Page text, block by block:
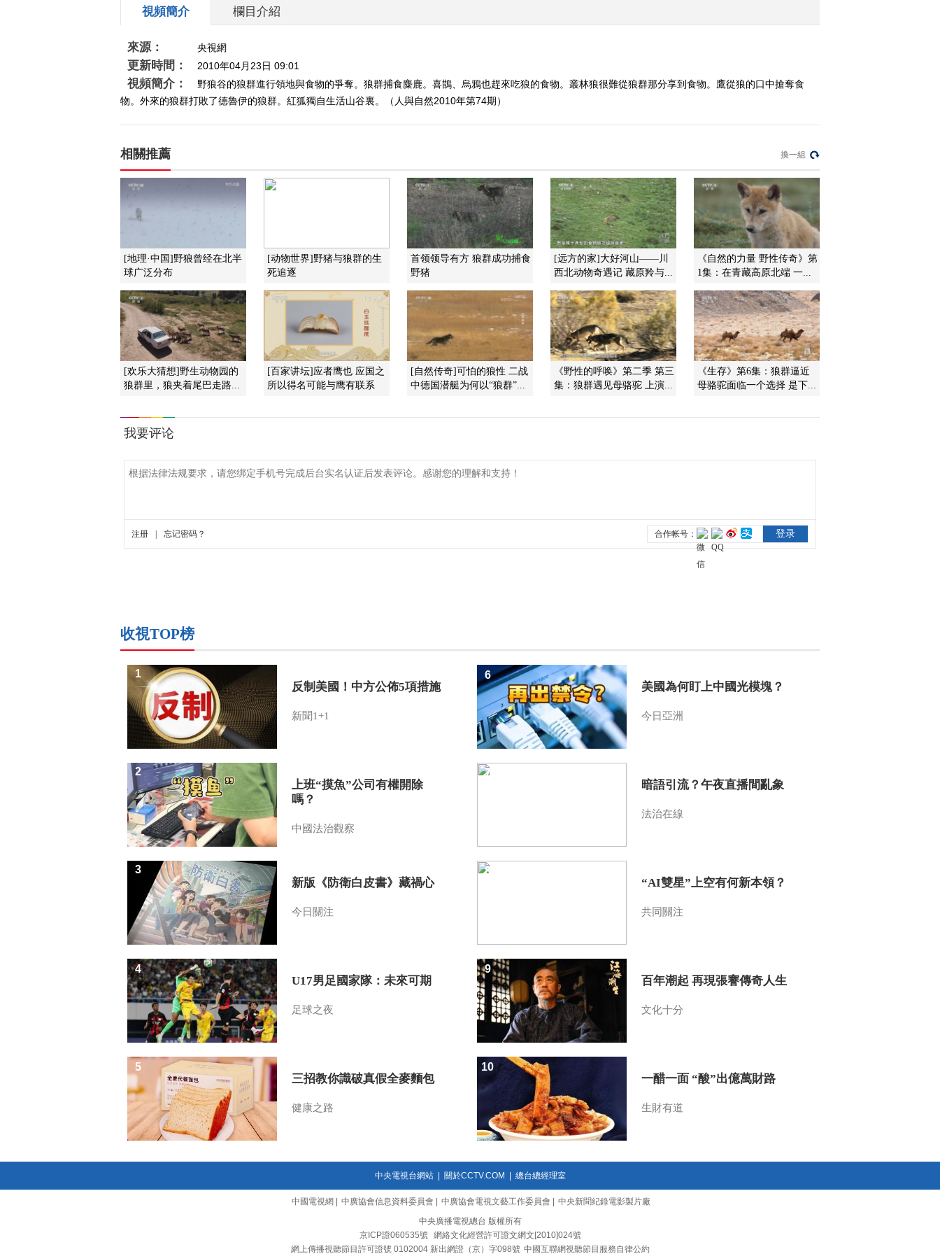
2010-04-14 19:48:45
人与自然 2010年 第67期
2010-04-13 18:32:02
人与自然 2010年 第66期
2010-04-12 19:47:20
人物亲历 勇闯鳄鱼潭 下
2010-04-09 17:58:22
原生故事 黄鼠历险记
2010-04-06 20:28:50
2010-04-02 10:02:20
原生故事 漫漫成长路 下
（上）
2010-03-29 18:26:44
視頻簡介 欄目介紹
來源： 央視網
更新時間： 2010年04月23日 09:01
視頻簡介：
野狼谷的狼群進行領地與食物的爭奪。狼群捕食麋鹿。喜鵲、烏鴉也趕來吃狼的食物。叢林狼很難從狼群那分享到食物。鷹從狼的口中搶奪食
物。外來的狼群打敗了德魯伊的狼群。紅狐獨自生活山谷裏。（人與自然2010年第74期）
相關推薦 換一組
[地理·中国]野狼曾经在北半
球广泛分布
[动物世界]野猪与狼群的生
死追逐
首领领导有方 狼群成功捕食
野猪
[远方的家]大好河山——川
西北动物奇遇记 藏原羚与...
《自然的力量 野性传奇》第
1集：在青藏高原北端 一...
[欢乐大猜想]野生动物园的
狼群里，狼夹着尾巴走路...
[百家讲坛]应者鹰也 应国之
所以得名可能与鹰有联系
[自然传奇]可怕的狼性 二战
中德国潜艇为何以“狼群”...
《野性的呼唤》第二季 第三
集：狼群遇见母骆驼 上演...
《生存》第6集：狼群逼近
母骆驼面临一个选择 是下...
收視TOP榜
反制美國！中方公佈5項措施
新聞1+1
1
上班“摸魚”公司有權開除
嗎？
中國法治觀察
2
新版《防衛白皮書》藏禍心
今日關注
3
U17男足國家隊：未來可期
足球之夜
4
三招教你識破真假全麥麵包
健康之路
5
美國為何盯上中國光模塊？
今日亞洲
6
暗語引流？午夜直播間亂象
法治在線
7
“AI雙星”上空有何新本領？
共同關注
8
百年潮起 再現張謇傳奇人生
文化十分
9
一醋一面 “酸”出億萬財路
生財有道
10
中央電視台網站| 關於CCTV.COM 總台總經理室
中國電視網 中廣協會信息資料委員會 中廣協會電視文藝工作委員會
中央新聞紀錄電影製片廠
中央廣播電視總台 版權所有
京ICP證060535號
網絡文化經營許可證文網文[2010]024號
網上傳播視聽節目許可證號 0102004 新出網證（京）字098號 中國互聯網視聽節目服務自律公約